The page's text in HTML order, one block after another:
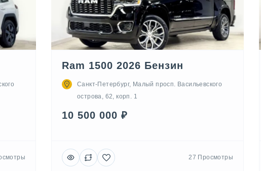
Ram 1500 2026 Бензин
Санкт-Петербург, Малый просп. Васильевского
острова, 62, корп. 1
10 500 000 ₽
27 Просмотры